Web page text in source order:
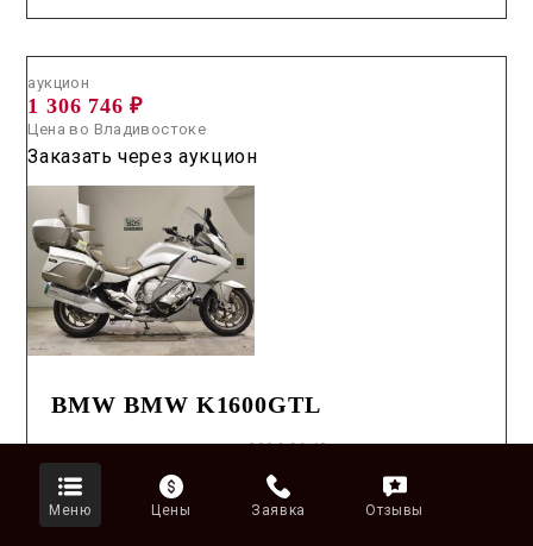
BMW BMW K1600GTL
Дата
2026.06.12
Год
2015
Пробег
20,274K
Оценка
аукцион
1 306 746 ₽
Цена во Владивостоке
Заказать через аукцион
Меню Цены Заявка Отзывы